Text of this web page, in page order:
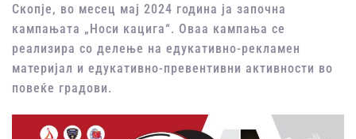
Скопје, во месец мај 2024 година ја започна
кампањата „Носи кацига“. Оваа кампања се
реализира со делење на едукативно-рекламен
материјал и едукативно-превентивни активности во
повеќе градови.